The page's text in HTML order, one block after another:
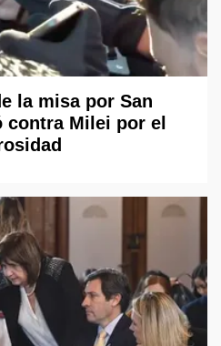
la misa por San
contra Milei por el